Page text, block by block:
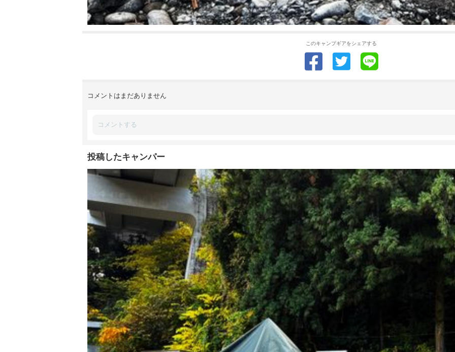
このキャンプギアをシェアする
コメントはまだありません
投稿したキャンパー